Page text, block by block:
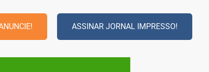
ASSINAR JORNAL IMPRESSO!